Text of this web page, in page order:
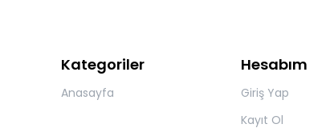
Kategoriler
Anasayfa
Hesabım
Giriş Yap
Kayıt Ol